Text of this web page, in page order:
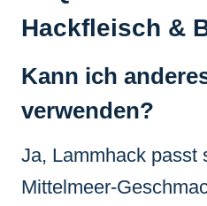
Hackfleisch &
Kann ich
verwenden?
Ja, Lammhack passt
Mittelmeer-